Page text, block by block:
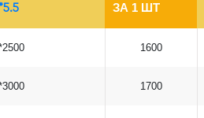
ЗА 1 ШТ
1600
1700